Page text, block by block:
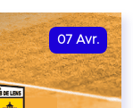
07 Avr.